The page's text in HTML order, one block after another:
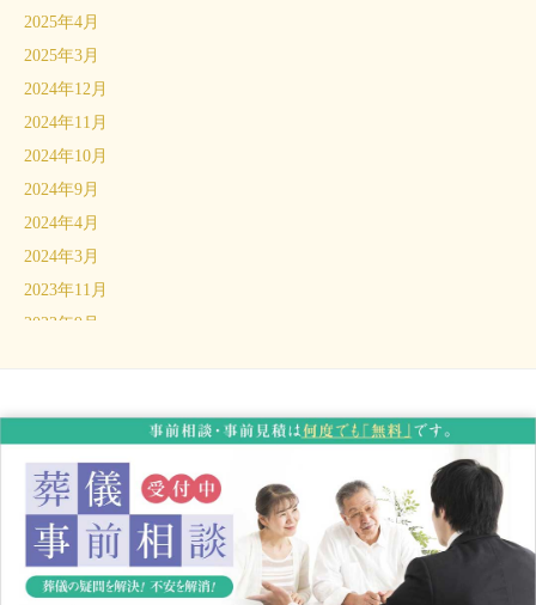
2025年4月
2025年3月
2024年12月
2024年11月
2024年10月
2024年9月
2024年4月
2024年3月
2023年11月
2023年9月
2023年4月
2023年3月
2023年1月
2022年12月
2022年11月
2022年8月